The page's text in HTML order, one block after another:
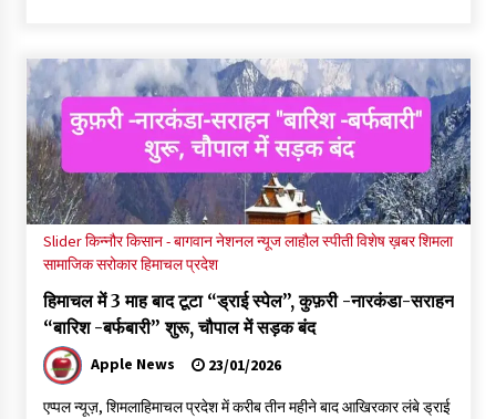
Sliderकिन्नौरकिसान - बागवाननेशनल न्यूजलाहौल स्पीतीविशेष ख़बरशिमला
सामाजिक सरोकारहिमाचल प्रदेश
हिमाचल में 3 माह बाद टूटा “ड्राई स्पेल”, कुफ़री -नारकंडा-सराहन
“बारिश -बर्फबारी” शुरू, चौपाल में सड़क बंद
Apple News 23/01/2026
एप्पल न्यूज़, शिमलाहिमाचल प्रदेश में करीब तीन महीने बाद आखिरकार लंबे ड्राई